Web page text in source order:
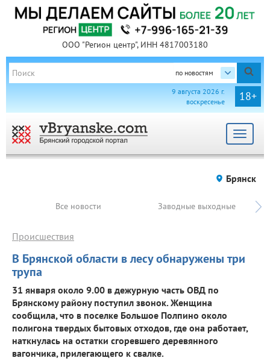
ООО "Регион центр", ИНН 4817003180
по новостям
18+
9 августа 2026 г.
воскресенье
Toggle
Брянск
Все новости Заводные выходные
В Брянской области в лесу обнаружены три
трупа
Происшествия
31 января около 9.00 в дежурную часть ОВД по
Брянскому району поступил звонок. Женщина
сообщила, что в поселке Большое Полпино около
полигона твердых бытовых отходов, где она работает,
наткнулась на остатки сгоревшего деревянного
вагончика, прилегающего к свалке.